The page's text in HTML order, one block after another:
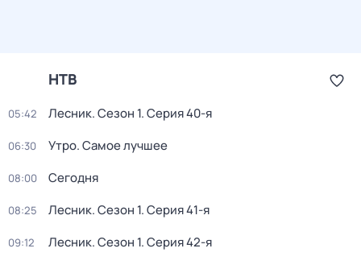
НТВ
05:42 Лесник. Сезон 1. Серия 40-я
06:30 Утро. Самое лучшее
08:00 Сегодня
08:25 Лесник. Сезон 1. Серия 41-я
09:12 Лесник. Сезон 1. Серия 42-я